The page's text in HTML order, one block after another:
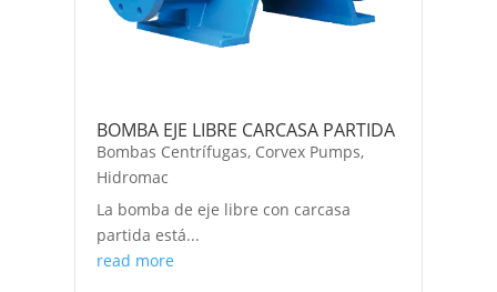
BOMBA EJE LIBRE CARCASA PARTIDA
Bombas Centrífugas, Corvex Pumps,
Hidromac
La bomba de eje libre con carcasa
partida está...
read more